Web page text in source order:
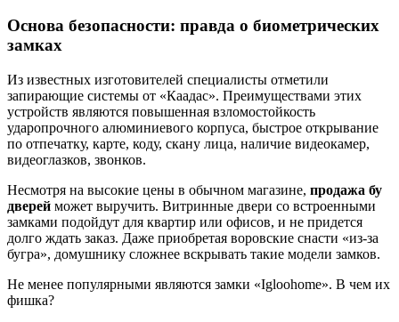
Основа безопасности: правда о биометрических
замках
Из известных изготовителей специалисты отметили
запирающие системы от «Каадас». Преимуществами этих
устройств являются повышенная взломостойкость
ударопрочного алюминиевого корпуса, быстрое открывание
по отпечатку, карте, коду, скану лица, наличие видеокамер,
видеоглазков, звонков.
Несмотря на высокие цены в обычном магазине, продажа бу
дверей может выручить. Витринные двери со встроенными
замками подойдут для квартир или офисов, и не придется
долго ждать заказ. Даже приобретая воровские снасти «из-за
бугра», домушнику сложнее вскрывать такие модели замков.
Не менее популярными являются замки «Igloohome». В чем их
фишка?